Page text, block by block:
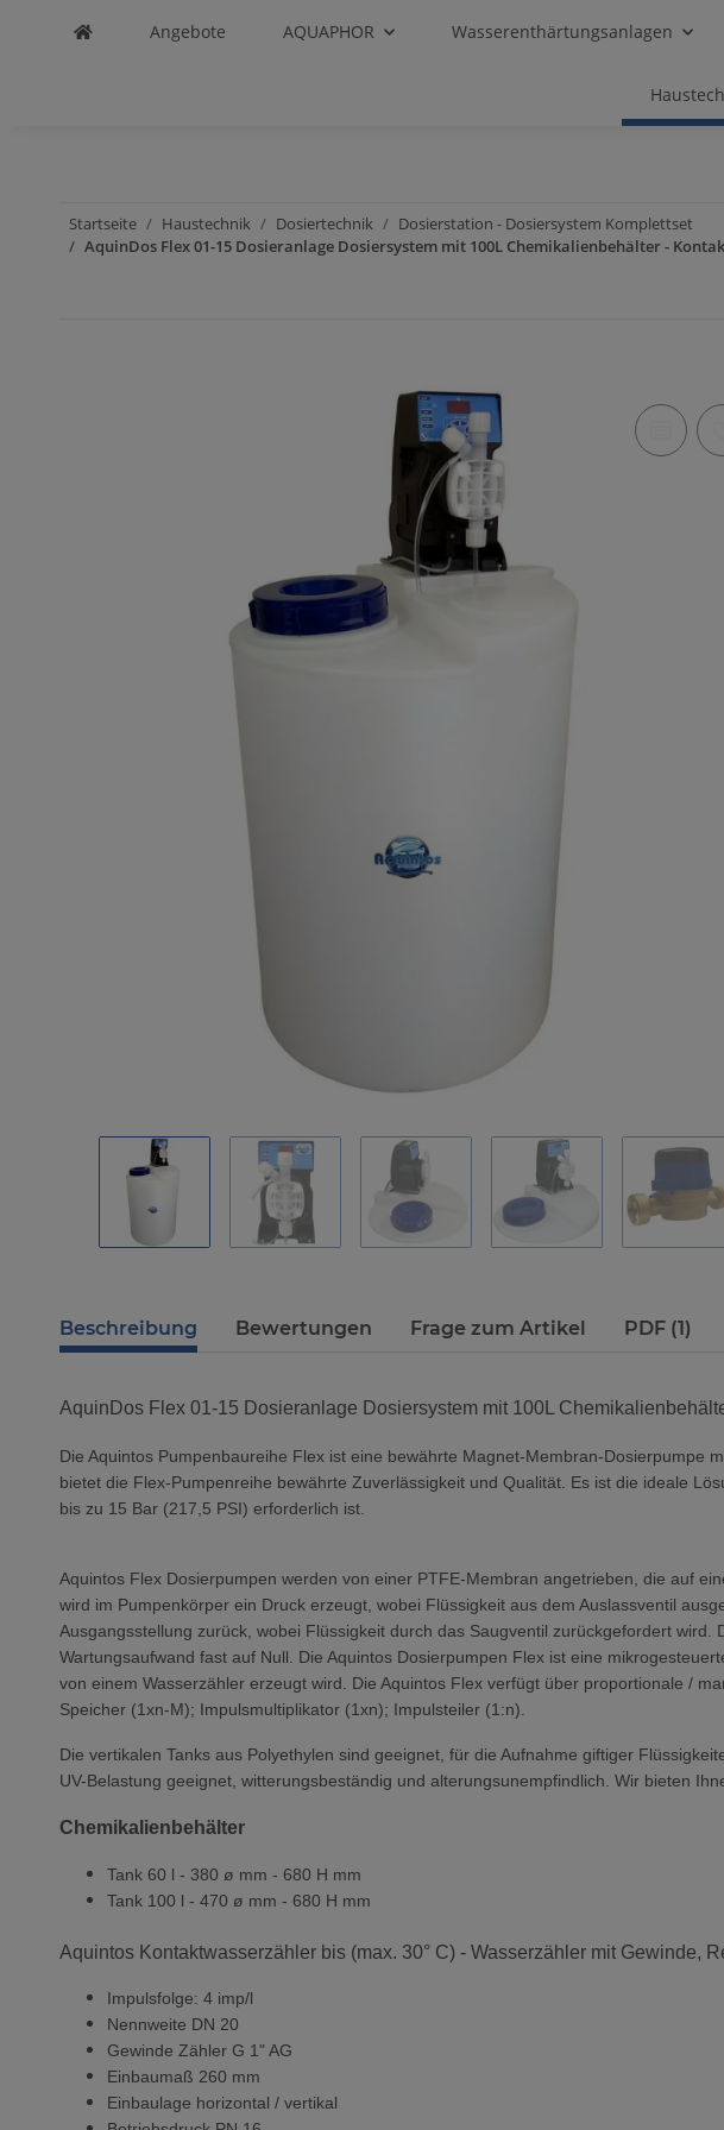
Angebote AQUAPHOR Wasserenthärtungsanlagen
Startseite Haustechnik Dosiertechnik
Dosierstation - Dosiersystem Komplettset
AquinDos Flex 01-15 Dosieranlage Dosiersystem mit 100L Chemikalienbehälter -
Beschreibung Bewertungen Frage zum Artikel PDF (1)
AquinDos Flex 01-15 Dosieranlage Dosiersystem mit 100L
Die Aquintos Pumpenbaureihe Flex ist eine bewährte Magnet-Membran-Dosierpumpe
bietet die Flex-Pumpenreihe bewährte Zuverlässigkeit und Qualität. Es ist die ideale
bis zu 15 Bar (217,5 PSI) erforderlich ist.
Aquintos Flex Dosierpumpen werden von einer PTFE-Membran angetrieben, die auf
wird im Pumpenkörper ein Druck erzeugt, wobei Flüssigkeit aus dem Auslassventil
Ausgangsstellung zurück, wobei Flüssigkeit durch das Saugventil zurückgefordert
Wartungsaufwand fast auf Null. Die Aquintos Dosierpumpen Flex ist eine
von einem Wasserzähler erzeugt wird. Die Aquintos Flex verfügt über proportionale /
Speicher (1xn-M); Impulsmultiplikator (1xn); Impulsteiler (1:n).
Die vertikalen Tanks aus Polyethylen sind geeignet, für die Aufnahme giftiger
UV-Belastung geeignet, witterungsbeständig und alterungsunempfindlich. Wir bieten
Chemikalienbehälter
Tank 60 l - 380 ø mm - 680 H mm
Tank 100 l - 470 ø mm - 680 H mm
Aquintos Kontaktwasserzähler bis (max. 30° C) - Wasserzähler mit Gewinde,
Impulsfolge: 4 imp/l
Nennweite DN 20
Gewinde Zähler G 1" AG
Einbaumaß 260 mm
Einbaulage horizontal / vertikal